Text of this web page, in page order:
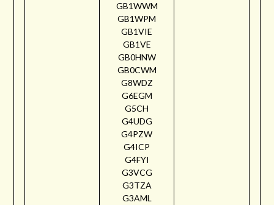
GB1WWM
GB1WPM
GB1VIE
GB1VE
GB0HNW
GB0CWM
G8WDZ
G6EGM
G5CH
G4UDG
G4PZW
G4ICP
G4FYI
G3VCG
G3TZA
G3AML